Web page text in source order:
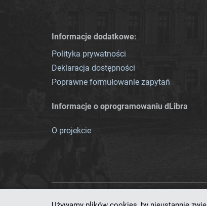
Informacje dodatkowe:
Polityka prywatności
Deklaracja dostępności
Poprawne formułowanie zapytań
Informacje o oprogramowaniu dLibra
O projekcie